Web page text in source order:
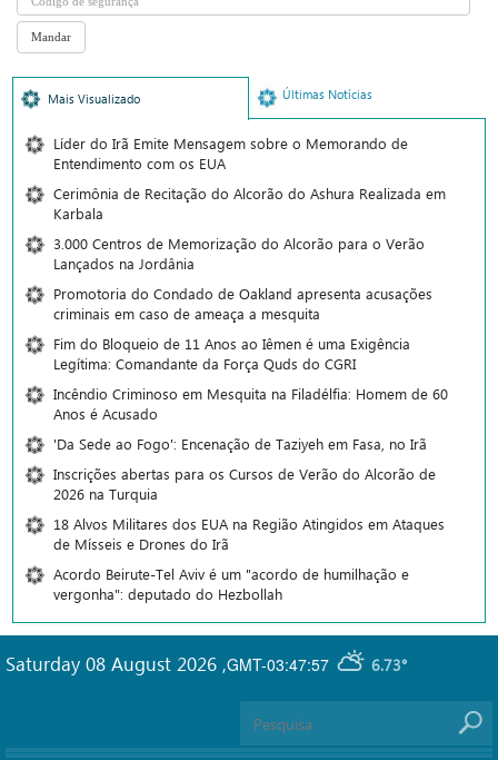
Mais Visualizado Últimas Notícias
Líder do Irã Emite Mensagem sobre o Memorando de
Entendimento com os EUA
Cerimônia de Recitação do Alcorão do Ashura Realizada em
Karbala
3.000 Centros de Memorização do Alcorão para o Verão
Lançados na Jordânia
Promotoria do Condado de Oakland apresenta acusações
criminais em caso de ameaça a mesquita
Fim do Bloqueio de 11 Anos ao Iêmen é uma Exigência
Legítima: Comandante da Força Quds do CGRI
Incêndio Criminoso em Mesquita na Filadélfia: Homem de 60
Anos é Acusado
'Da Sede ao Fogo': Encenação de Taziyeh em Fasa, no Irã
Inscrições abertas para os Cursos de Verão do Alcorão de
2026 na Turquia
18 Alvos Militares dos EUA na Região Atingidos em Ataques
de Mísseis e Drones do Irã
Acordo Beirute-Tel Aviv é um "acordo de humilhação e
vergonha": deputado do Hezbollah
GMT-03:47:57 6.73°
Saturday 08 August 2026 ,